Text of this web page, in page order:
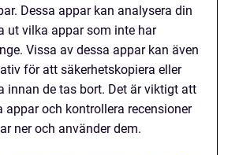
Dessa appar kan analysera din
ut vilka appar som inte har
Vissa av dessa appar kan även
för att säkerhetskopiera eller
innan de tas bort. Det är viktigt att
appar och kontrollera recensioner
ner och använder dem.